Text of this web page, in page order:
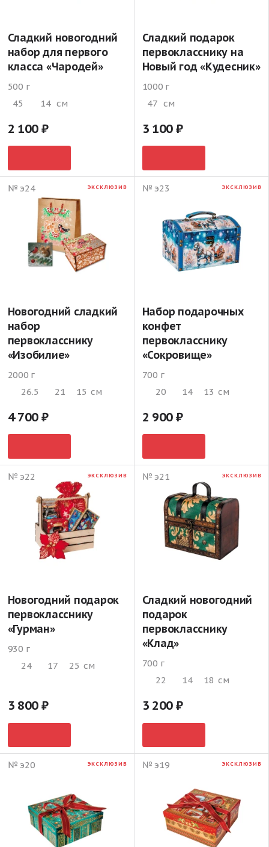
Сладкий новогодний
набор для первого
класса «Чародей»
500 г
45
14 см
2 100
Сладкий подарок
первокласснику на
Новый год «Кудесник»
1000 г
47 см
3 100
№ э24 ЭКСКЛЮЗИВ
Новогодний сладкий
набор
первокласснику
«Изобилие»
2000 г
26.5
21 15 см
4 700
№ э23 ЭКСКЛЮЗИВ
Набор подарочных
конфет
первокласснику
«Сокровище»
700 г
20
14 13 см
2 900
№ э22 ЭКСКЛЮЗИВ
Новогодний подарок
первокласснику
«Гурман»
930 г
24
17 25 см
3 800
№ э21 ЭКСКЛЮЗИВ
Сладкий новогодний
подарок
первокласснику
«Клад»
700 г
22
14 18 см
3 200
№ э20 ЭКСКЛЮЗИВ № э19 ЭКСКЛЮЗИВ